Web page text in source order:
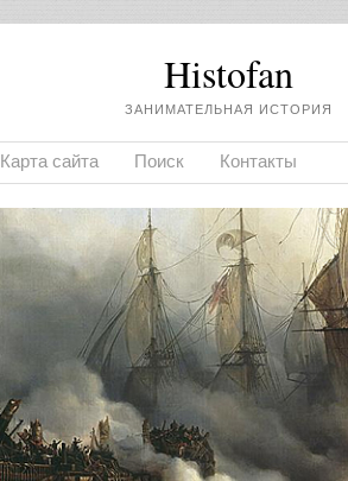
Histofan
ЗАНИМАТЕЛЬНАЯ ИСТОРИЯ
Карта сайта Поиск Контакты